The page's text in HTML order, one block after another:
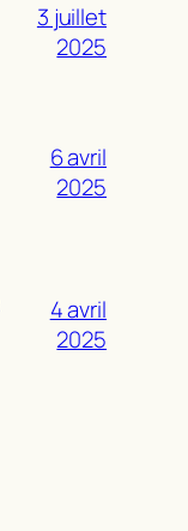
3 juillet
2025
6 avril
2025
4 avril
2025